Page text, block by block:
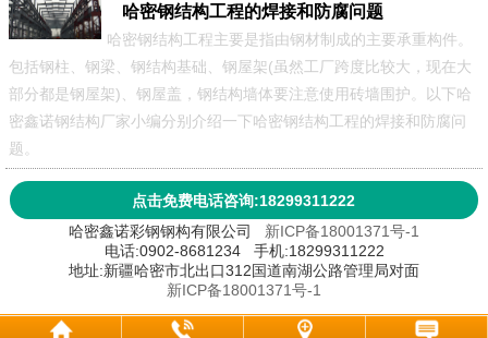
哈密钢结构工程的焊接和防腐问题
​哈密钢结构工程主要是指由钢材制成的主要承重构件。
包括钢柱、钢梁、钢结构基础、钢屋架(虽然工厂跨度比较大，现在大
部分都是钢屋架)、钢屋盖，钢结构墙体要注意使用砖墙围护。以下哈
密鑫诺钢结构厂家小编分别介绍一下哈密钢结构工程的焊接和防腐问
题。
点击免费电话咨询:18299311222
哈密鑫诺彩钢钢构有限公司 新ICP备18001371号-1
电话:0902-8681234 手机:18299311222
地址:新疆哈密市北出口312国道南湖公路管理局对面
新ICP备18001371号-1